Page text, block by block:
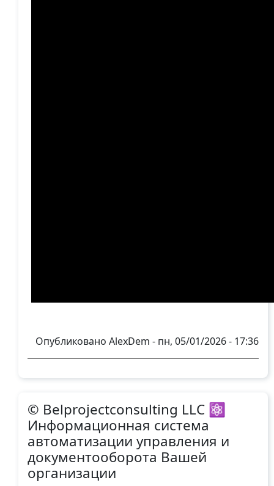
Опубликовано AlexDem - пн, 05/01/2026 - 17:36
© Belprojectconsulting LLC ⚛
Информационная система
автоматизации управления и
документооборота Вашей
организации